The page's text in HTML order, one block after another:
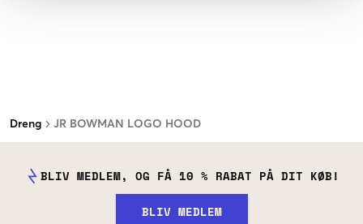
Dreng JR BOWMAN LOGO HOOD
BLIV MEDLEM, OG FÅ 10 % RABAT PÅ DIT KØB!
BLIV MEDLEM